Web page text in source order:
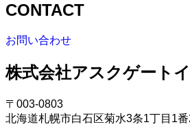
CONTACT
お問い合わせ
株式会社アスクゲート
〒003-0803
北海道札幌市白石区菊水3条1丁目1